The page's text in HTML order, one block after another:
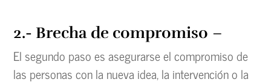
2.- Brecha de compromiso –
El segundo paso es asegurarse el compromiso de
las personas con la nueva idea, la intervención o la